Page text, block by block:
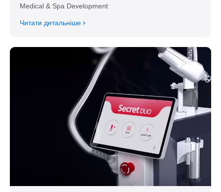
Medical & Spa Development
Читати детальніше